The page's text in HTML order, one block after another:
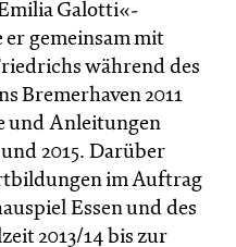
Galotti«-
gemeinsam mit
während des
Bremerhaven 2011
und Anleitungen
2015. Darüber
im Auftrag
Essen und des
2013/14 bis zur